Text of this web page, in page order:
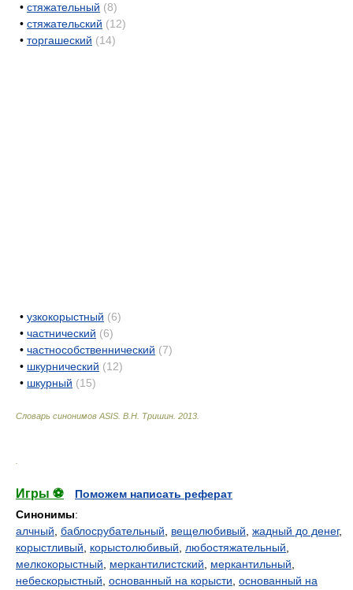
• стяжательный (8)
• стяжательский (12)
• торгашеский (14)
• узкокорыстный (6)
• частнический (6)
• частнособственнический (7)
• шкурнический (12)
• шкурный (15)
Словарь синонимов ASIS. В.Н. Тришин 2013
Игры ⚽
Поможем написать реферат
Синонимы:
алчный баблосрубательный вещелюбивый жадный до денег,
корыстливый
корыстолюбивый любостяжательный
мелкокорыстный
меркантилистский меркантильный
небескорыстный основанный на корысти основанный на